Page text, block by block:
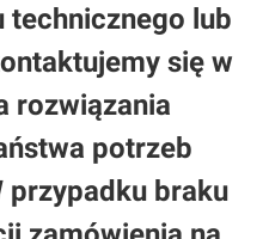
technicznego lub
się w
rozwiązania
potrzeb
przypadku braku